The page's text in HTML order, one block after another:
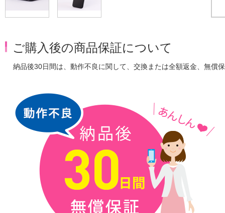
ご購入後の商品保証について
納品後30日間は、動作不良に関して、交換または全額返金、無償